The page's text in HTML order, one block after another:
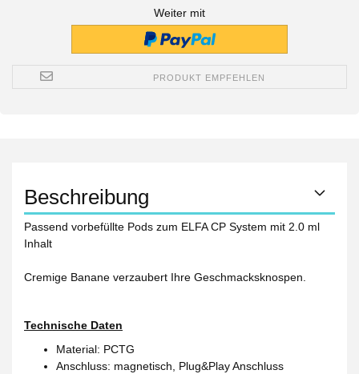
Weiter mit
PRODUKT EMPFEHLEN
Beschreibung
Passend vorbefüllte Pods zum ELFA CP System mit 2.0 ml
Inhalt
Cremige Banane verzaubert Ihre Geschmacksknospen.
Technische Daten
Material: PCTG
Anschluss: magnetisch, Plug&Play Anschluss